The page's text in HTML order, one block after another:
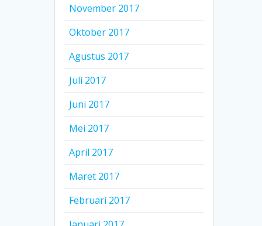
November 2017
Oktober 2017
Agustus 2017
Juli 2017
Juni 2017
Mei 2017
April 2017
Maret 2017
Februari 2017